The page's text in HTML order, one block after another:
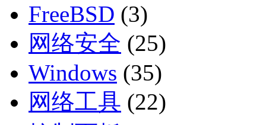
FreeBSD (3)
网络安全 (25)
Windows (35)
网络工具 (22)